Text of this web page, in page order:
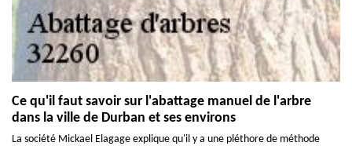
Ce qu'il faut savoir sur l'abattage manuel de l'arbre
dans la ville de Durban et ses environs
La société Mickael Elagage explique qu'il y a une pléthore de méthode